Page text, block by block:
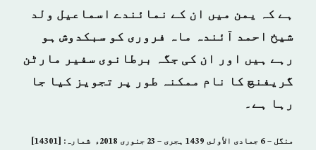
ہے کہ یمن میں ان کے نمائندے اسماعیل ولد
شیخ احمد آئندہ ماہ فروری کو سبکدوش ہو
رہے ہیں اور ان کی جگہ برطانوی سفیر مارٹن
گریفنچ کا نام ممکنہ طور پر تجویز کیا جا
رہا ہے۔
منگل – 6 جمادى الأولى 1439 ہجری – 23 جنوری 2018ء شمارہ: [14301]